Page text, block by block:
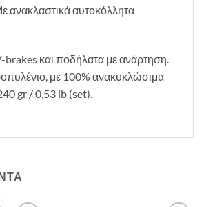
ανακλαστικά αυτοκόλλητα
brakes και ποδήλατα με ανάρτηση.
με 100% ανακυκλώσιμα
gr / 0,53 lb (set).